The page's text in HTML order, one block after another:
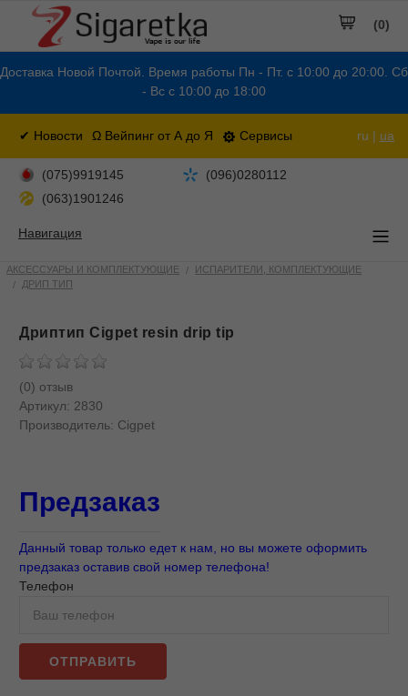
Доставка Новой Почтой. Время работы Пн - Пт. с 10:00 до 20:00. Сб
- Вс с 10:00 до 18:00
✔ Новости Ω Вейпинг от А до Я Сервисы ru | ua
(0)
(075)9919145
(096)0280112
(063)1901246
Навигация
АКСЕССУАРЫ И КОМПЛЕКТУЮЩИЕ
ИСПАРИТЕЛИ, КОМПЛЕКТУЮЩИЕ
ДРИП ТИП
Дриптип Cigpet resin drip tip
(0) отзыв
Артикул: 2830
Производитель: Cigpet
Предзаказ
Данный товар только едет к нам, но вы можете оформить
предзаказ оставив свой номер телефона!
Телефон
ОТПРАВИТЬ